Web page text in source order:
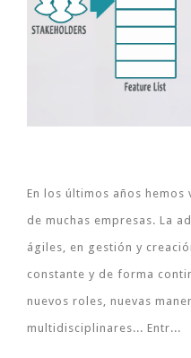
En los últimos años
de muchas empresas. La
ágiles, en gestión y
constante y de forma
nuevos roles, nuevas
multidisciplinares... Entr...